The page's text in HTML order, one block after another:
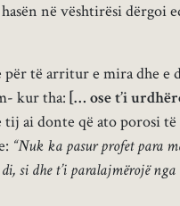
në vështirësi dërgoi
të arritur e mira dhe e
kur tha: [… ose t’i
tij ai donte që ato porosi
“Nuk ka pasur profet para
si dhe t’i paralajmërojë nga